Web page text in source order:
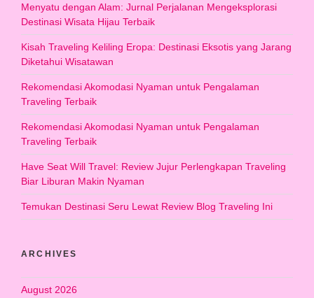
Menyatu dengan Alam: Jurnal Perjalanan Mengeksplorasi
Destinasi Wisata Hijau Terbaik
Kisah Traveling Keliling Eropa: Destinasi Eksotis yang Jarang
Diketahui Wisatawan
Rekomendasi Akomodasi Nyaman untuk Pengalaman
Traveling Terbaik
Rekomendasi Akomodasi Nyaman untuk Pengalaman
Traveling Terbaik
Have Seat Will Travel: Review Jujur Perlengkapan Traveling
Biar Liburan Makin Nyaman
Temukan Destinasi Seru Lewat Review Blog Traveling Ini
ARCHIVES
August 2026